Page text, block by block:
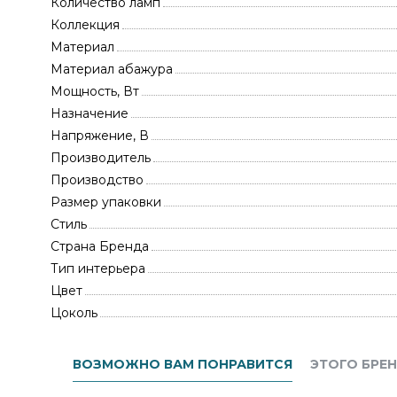
Коллекция
Материал
Материал абажура
Мощность, Вт
Назначение
Напряжение, В
Производитель
Производство
Размер упаковки
Стиль
Страна Бренда
Тип интерьера
Цвет
Цоколь
ВОЗМОЖНО ВАМ ПОНРАВИТСЯ ЭТОГО